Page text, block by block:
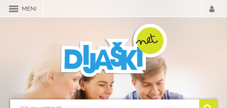
MENI